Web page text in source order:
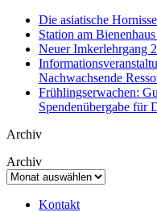
Die asiatische
Station am
Neuer Imkerlehrgang
Nachwachsende
Frühlingserwachen:
Spendenübergabe für
Archiv
Archiv
Kontakt